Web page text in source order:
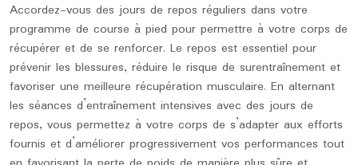
Accordez-vous des jours de repos réguliers dans votre
programme de course à pied pour permettre à votre corps de
récupérer et de se renforcer. Le repos est essentiel pour
prévenir les blessures, réduire le risque de surentraînement et
favoriser une meilleure récupération musculaire. En alternant
les séances d’entraînement intensives avec des jours de
repos, vous permettez à votre corps de s’adapter aux efforts
fournis et d’améliorer progressivement vos performances tout